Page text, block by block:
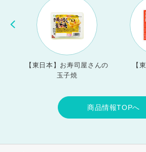
【東日本】お寿司屋さんの
玉子焼
【
商品情報TOPへ